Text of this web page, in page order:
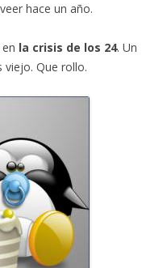
hace un año.
la crisis de los 24. Un
Que rollo.